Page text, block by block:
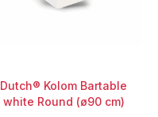
Dutch® Kolom Bartable
white Round (ø90 cm)